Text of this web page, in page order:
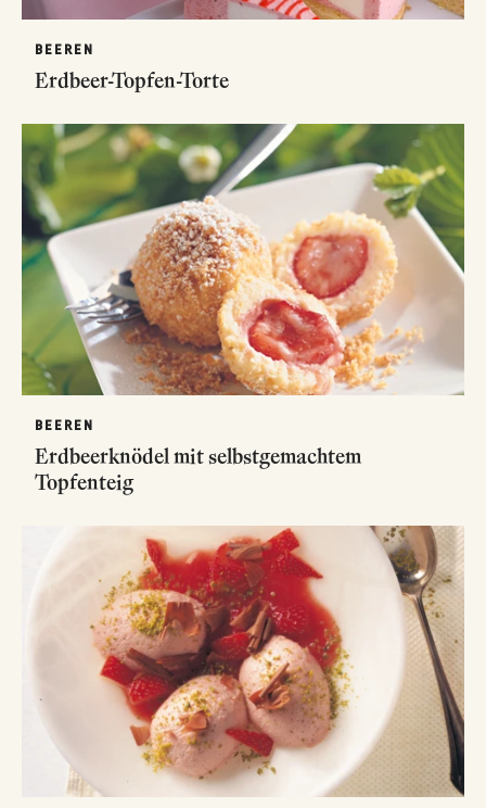
BEEREN
Erdbeer-Topfen-Torte
BEEREN
Erdbeerknödel mit selbstgemachtem
Topfenteig